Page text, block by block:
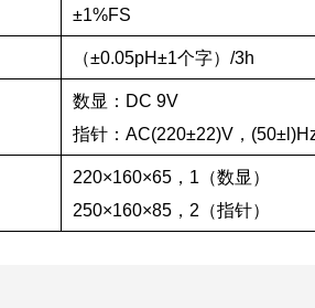
±1%FS
（±0.05pH±1个字）/3h
数显：DC 9V
指针：AC(220±22)V，
220×160×65，1（数显）
250×160×85，2（指针）